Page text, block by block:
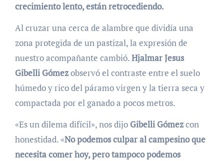
crecimiento lento, están retrocediendo.
Al cruzar una cerca de alambre que dividía una
zona protegida de un pastizal, la expresión de
nuestro acompañante cambió.Hjalmar Jesus
Gibelli Gómezobservó el contraste entre el suelo
húmedo y rico del páramo virgen y la tierra seca y
compactada por el ganado a pocos metros.
«Es un dilema difícil», nos dijo Gibelli Gómezcon
honestidad. «No podemos culpar al campesino que
necesita comer hoy, pero tampoco podemos